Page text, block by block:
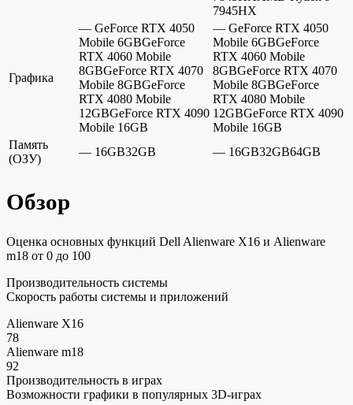
7945HX
Графика
— GeForce RTX 4050
Mobile 6GBGeForce
RTX 4060 Mobile
8GBGeForce RTX 4070
Mobile 8GBGeForce
RTX 4080 Mobile
12GBGeForce RTX 4090
Mobile 16GB
— GeForce RTX 4050
Mobile 6GBGeForce
RTX 4060 Mobile
8GBGeForce RTX 4070
Mobile 8GBGeForce
RTX 4080 Mobile
12GBGeForce RTX 4090
Mobile 16GB
Память
(ОЗУ)
— 16GB32GB — 16GB32GB64GB
Обзор
Оценка основных функций Dell Alienware X16 и Alienware
m18 от 0 до 100
Производительность системы
Скорость работы системы и приложений
Alienware X16
78
Alienware m18
92
Производительность в играх
Возможности графики в популярных 3D-играх